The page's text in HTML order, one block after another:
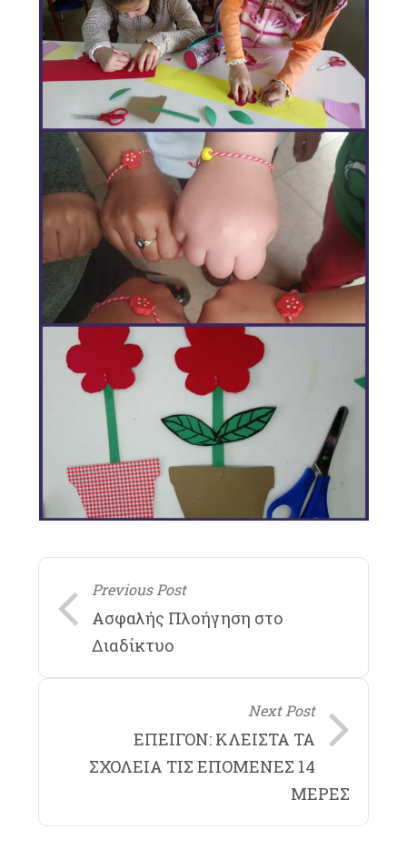
Previous Post
Ασφαλής Πλοήγηση στο
Διαδίκτυο
Next Post
ΕΠΕΙΓΟΝ: ΚΛΕΙΣΤΑ ΤΑ
ΣΧΟΛΕΙΑ ΤΙΣ ΕΠΟΜΕΝΕΣ 14
ΜΕΡΕΣ